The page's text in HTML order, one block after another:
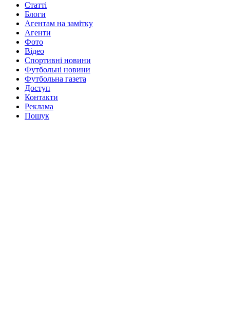
Статті
Блоги
Агентам на замітку
Агенти
Фото
Відео
Спортивні новини
Футбольні новини
Футбольна газета
Доступ
Контакти
Реклама
Пошук